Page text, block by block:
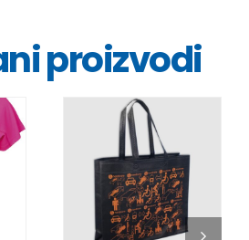
proizvodi
DETALJI